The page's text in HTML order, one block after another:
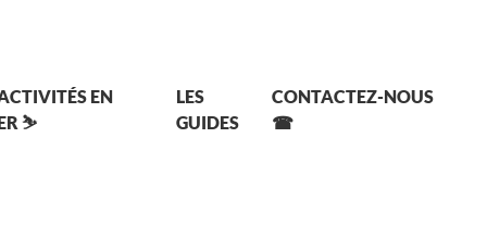
EN
⛷
LES
GUIDES
CONTACTEZ-NOUS
☎